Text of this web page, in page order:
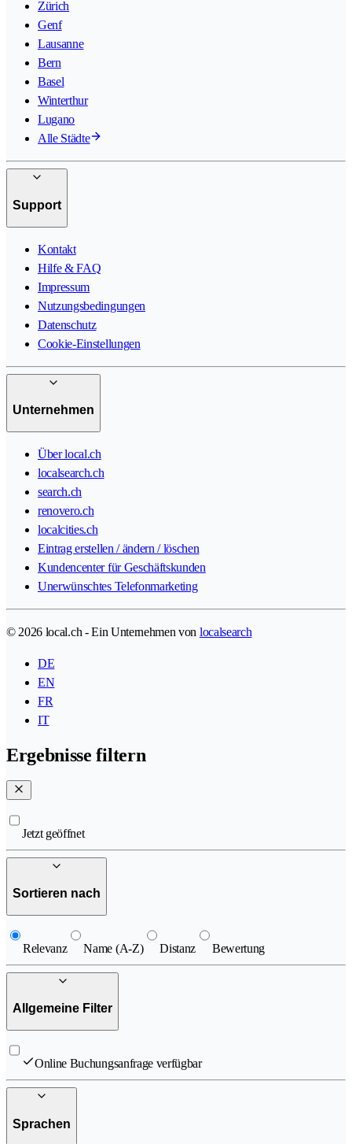
Zürich
Genf
Lausanne
Bern
Basel
Winterthur
Lugano
Alle Städte
Support
Kontakt
Hilfe & FAQ
Impressum
Nutzungsbedingungen
Datenschutz
Cookie-Einstellungen
Unternehmen
Über local.ch
localsearch.ch
search.ch
renovero.ch
localcities.ch
Eintrag erstellen / ändern / löschen
Kundencenter für Geschäftskunden
Unerwünschtes Telefonmarketing
© 2026 local.ch - Ein Unternehmen von localsearch
DE
EN
FR
IT
Ergebnisse filtern
Jetzt geöffnet
Sortieren nach
Relevanz Name (A-Z) Distanz Bewertung
Allgemeine Filter
Online Buchungsanfrage verfügbar
Sprachen